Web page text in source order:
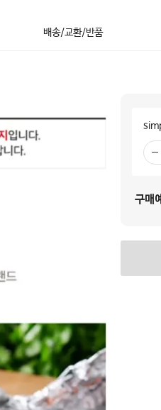
배송/교환/반품
기
구매